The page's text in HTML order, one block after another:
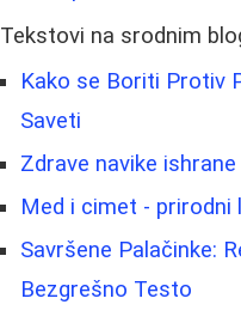
Tekstovi na srodnim
Kako se Boriti Protiv
Saveti
Zdrave navike
Med i cimet - prirodni
Savršene Palačinke:
Bezgrešno Testo